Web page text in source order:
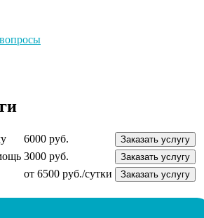
6000 руб. Заказать услугу
3000 руб. Заказать услугу
от 6500 руб./сутки Заказать услугу